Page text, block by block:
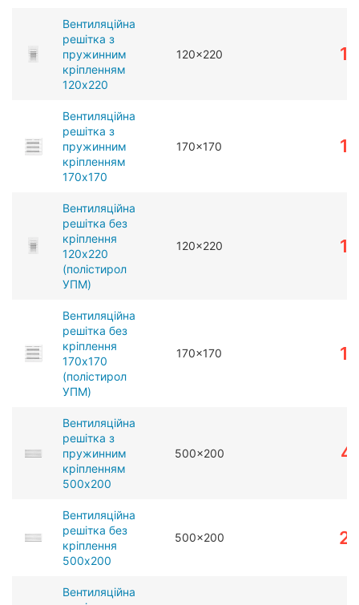
Вентиляційна
решітка з
пружинним
кріпленням
120x220
120x220
Вентиляційна
решітка з
пружинним
кріпленням
170x170
170x170
Вентиляційна
решітка без
кріплення
120x220
(полістирол
УПМ)
120x220
Вентиляційна
решітка без
кріплення
170x170
(полістирол
УПМ)
170x170
Вентиляційна
решітка з
пружинним
кріпленням
500x200
500x200
Вентиляційна
решітка без
кріплення
500x200
500x200
Вентиляційна